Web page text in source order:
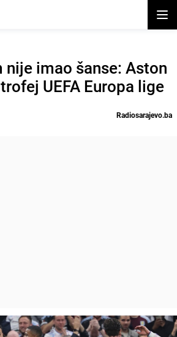
imao šanse: Aston
UEFA Europa lige
Radiosarajevo.ba